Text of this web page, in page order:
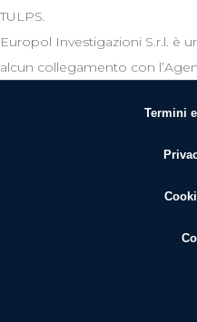
TULPS.
Europol Investigazioni S.r.l. è
alcun collegamento con
Termini